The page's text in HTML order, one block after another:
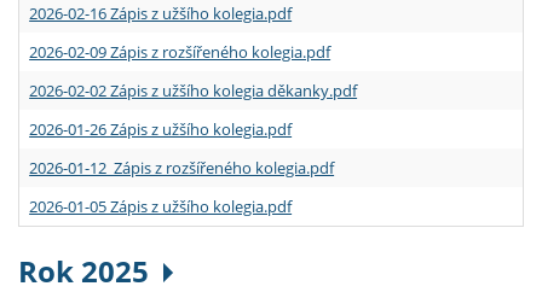
2026-02-16 Zápis z užšího kolegia.pdf
2026-02-09 Zápis z rozšířeného kolegia.pdf
2026-02-02 Zápis z užšího kolegia děkanky.pdf
2026-01-26 Zápis z užšího kolegia.pdf
2026-01-12 Zápis z rozšířeného kolegia.pdf
2026-01-05 Zápis z užšího kolegia.pdf
Rok 2025